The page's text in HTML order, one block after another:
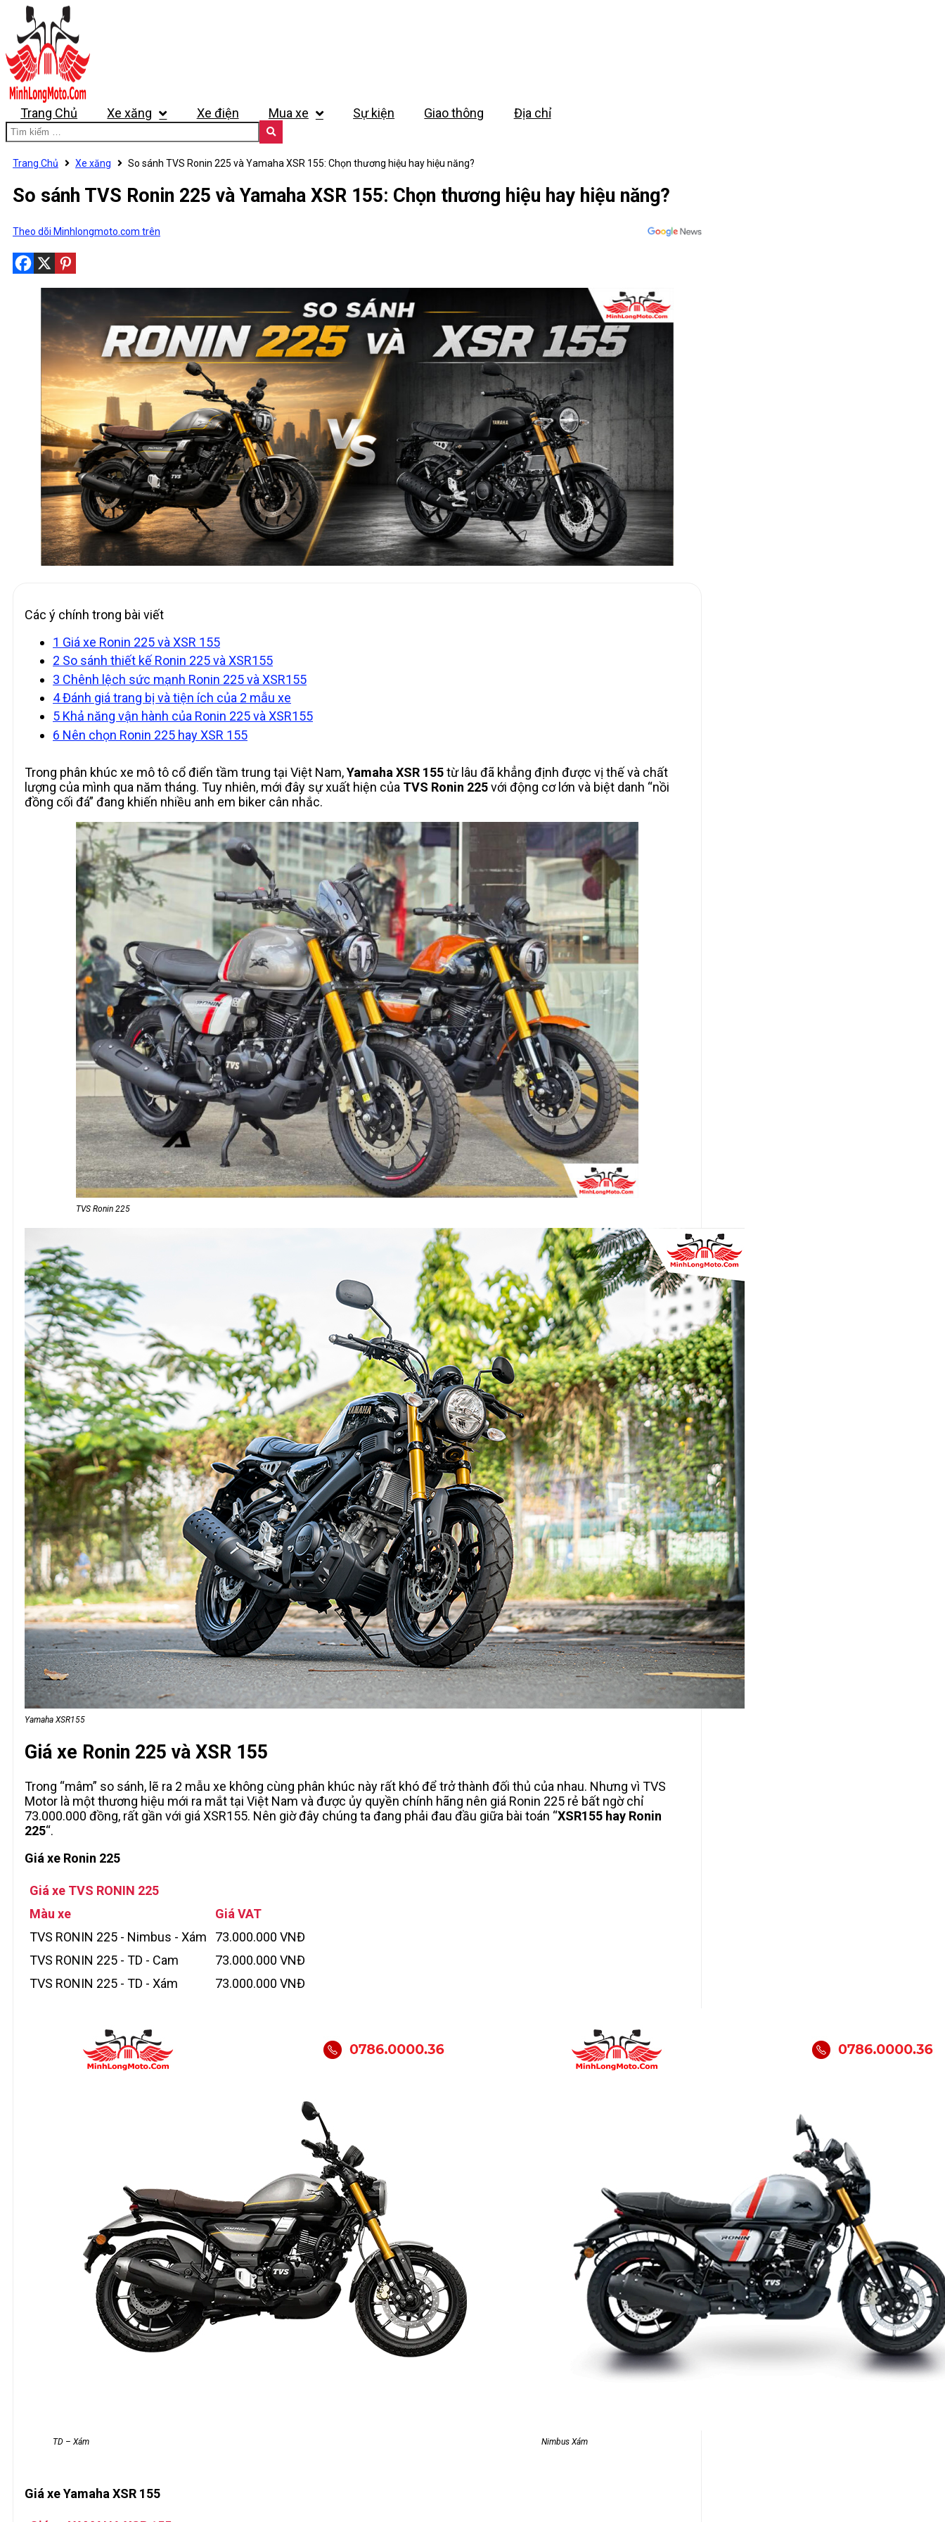
Trang Chủ Xe xăng Xe điện Mua xe Sự kiện Giao thông Địa chỉ
Trang Chủ Xe xăng So sánh TVS Ronin 225 và Yamaha XSR 155: Chọn thương hiệu hay hiệu năng?
So sánh TVS Ronin 225 và Yamaha XSR 155: Chọn thương hiệu hay hiệu năng?
Theo dõi Minhlongmoto.com trên
Các ý chính trong bài viết
1 Giá xe Ronin 225 và XSR 155
2 So sánh thiết kế Ronin 225 và XSR155
3 Chênh lệch sức mạnh Ronin 225 và XSR155
4Đánh giá trang bị và tiện ích của 2 mẫu xe
5 Khả năng vận hành của Ronin 225 và XSR155
6 Nên chọn Ronin 225 hay XSR 155
Trong phân khúc xe mô tô cổ điển tầm trung tại Việt Nam,Yamaha XSR 155từ lâu đã khẳng định được vị thế và chất
lượng của mình qua năm tháng. Tuy nhiên, mới đây sự xuất hiện của TVS Ronin 225với động cơ lớn và biệt danh “nồi
đồng cối đá” đang khiến nhiều anh em biker cân nhắc.
TVS Ronin 225
Yamaha XSR155
Giá xe Ronin 225 và XSR 155
Trong “mâm” so sánh, lẽ ra 2 mẫu xe không cùng phân khúc này rất khó để trở thành đối thủ của nhau. Nhưng vì TVS
Motor là một thương hiệu mới ra mắt tại Việt Nam và được ủy quyền chính hãng nên giá Ronin 225 rẻ bất ngờ chỉ
73.000.000 đồng, rất gần với giá XSR155. Nên giờ đây chúng ta đang phải đau đầu giữa bài toán “XSR155 hay Ronin
225“.
Giá xe Ronin 225
Giá xe TVS RONIN 225
Màu xe
Giá VAT
TVS RONIN 225 - Nimbus - Xám
73.000.000 VNĐ
TVS RONIN 225 - TD - Cam
73.000.000 VNĐ
TVS RONIN 225 - TD - Xám
73.000.000 VNĐ
TD – Xám Nimbus Xám
Giá xe Yamaha XSR 155